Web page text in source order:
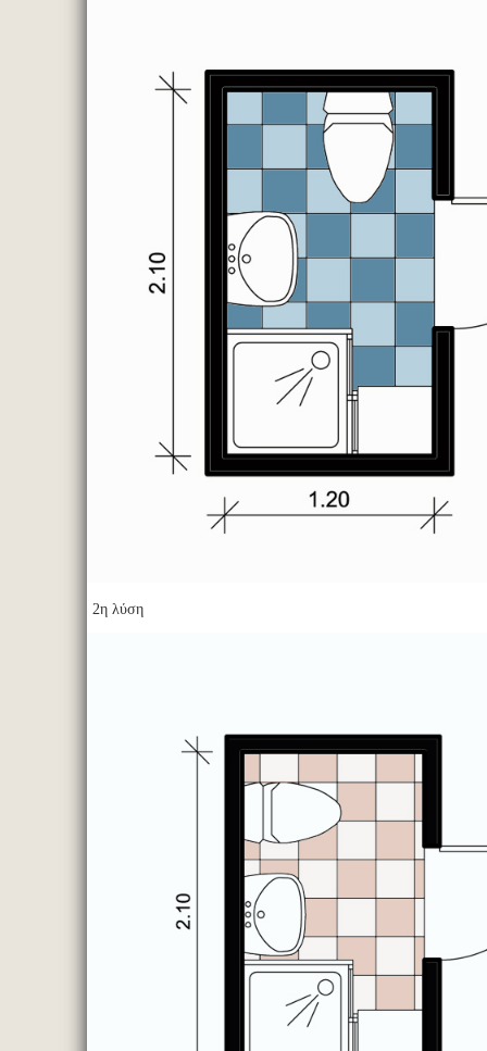
2η λύση